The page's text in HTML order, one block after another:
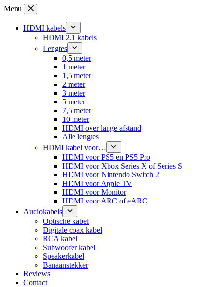
Ga
inhoud
Menu
HDMI kabels
HDMI 2.1 kabels
Lengtes
0,5 meter
1 meter
1,5 meter
2 meter
3 meter
5 meter
7,5 meter
10 meter
HDMI over lange afstand
Alle lengtes
HDMI kabel voor…
HDMI voor PS5 en PS5 Pro
HDMI voor Xbox Series X of Series S
HDMI voor Nintendo Switch 2
HDMI voor Apple TV
HDMI voor Monitor
HDMI voor ARC of eARC
Audiokabels
Optische kabel
Digitale coax kabel
RCA kabel
Subwoofer kabel
Speakerkabel
Banaanstekker
Reviews
Contact